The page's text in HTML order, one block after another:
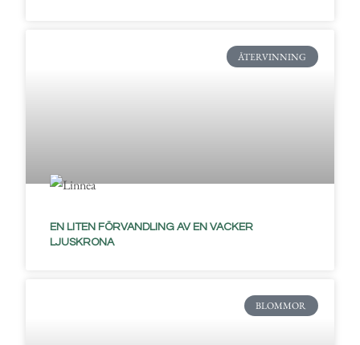
ÅTERVINNING
EN LITEN FÖRVANDLING AV EN VACKER
LJUSKRONA
BLOMMOR